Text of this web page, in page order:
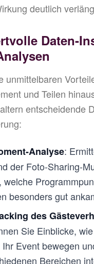
deutlich
Daten-
unmittelbaren
und Teilen
entscheidende
Analyse:
der Foto-Sharing-
welche
besonders gut
des
Sie Einblicke,
Event bewegen
Bereichen